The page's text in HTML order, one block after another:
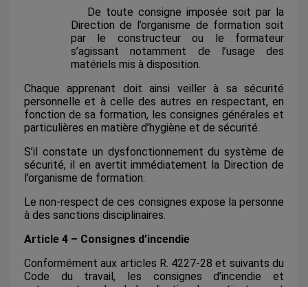
·
De toute consigne imposée soit par la
Direction de l’organisme de formation soit
par le constructeur ou le formateur
s’agissant notamment de l’usage des
matériels mis à disposition.
Chaque apprenant doit ainsi veiller à sa sécurité
personnelle et à celle des autres en respectant, en
fonction de sa formation, les consignes générales et
particulières en matière d’hygiène et de sécurité.
S’il constate un dysfonctionnement du système de
sécurité, il en avertit immédiatement la Direction de
l’organisme de formation.
Le non-respect de ces consignes expose la personne
à des sanctions disciplinaires.
Article 4 – Consignes d’incendie
Conformément aux articles R. 4227-28 et suivants du
Code du travail, les consignes d’incendie et